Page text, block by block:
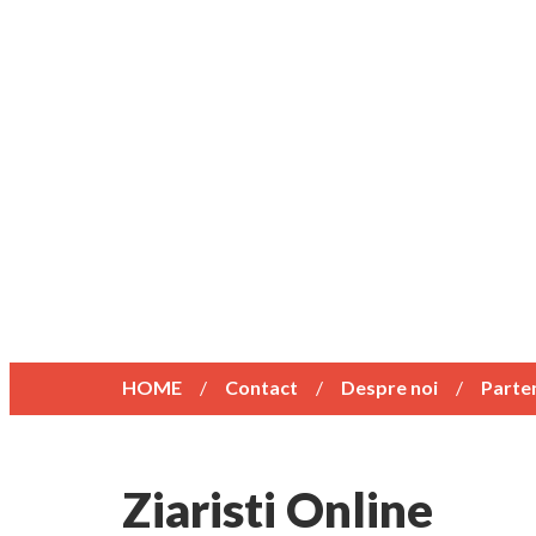
HOME Contact Despre noi
Ziaristi Online